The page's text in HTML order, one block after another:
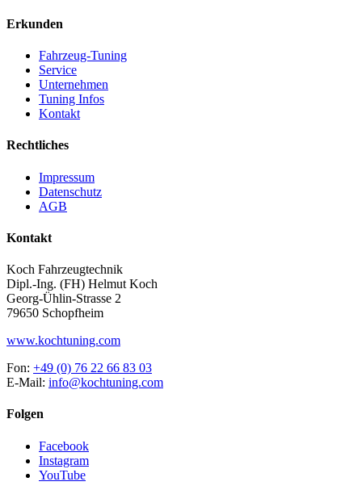
Erkunden
Fahrzeug-Tuning
Service
Unternehmen
Tuning Infos
Kontakt
Rechtliches
Impressum
Datenschutz
AGB
Kontakt
Koch Fahrzeugtechnik
Dipl.-Ing. (FH) Helmut Koch
Georg-Ühlin-Strasse 2
79650 Schopfheim
www.kochtuning.com
Fon: +49 (0) 76 22 66 83 03
E-Mail: info@kochtuning.com
Folgen
Facebook
Instagram
YouTube